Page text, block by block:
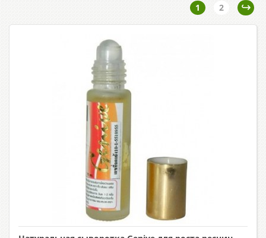
1 2